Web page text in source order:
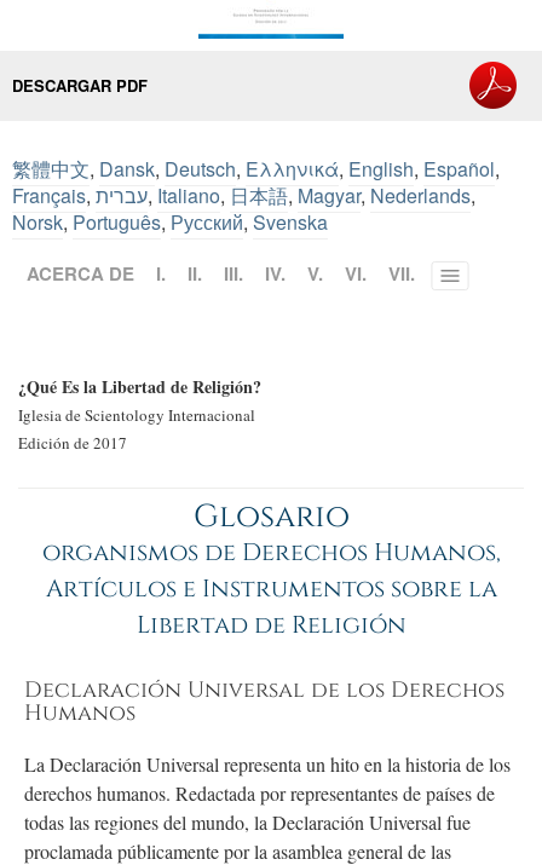
DESCARGAR PDF
繁體中文, Dansk, Deutsch, Ελληνικά, English, Español,
Français, עברית, Italiano, 日本語, Magyar, Nederlands,
Norsk, Português, Русский, Svenska
ACERCA DE I. II. III. IV. V. VI. VII. Toggle
¿Qué Es la Libertad de Religión?
Iglesia de Scientology Internacional
Edición de 2017
Glosario
organismos de Derechos Humanos,
Artículos e Instrumentos sobre la
Libertad de Religión
Declaración Universal de los Derechos
Humanos
La Declaración Universal representa un hito en la historia de los
derechos humanos. Redactada por representantes de países de
todas las regiones del mundo, la Declaración Universal fue
proclamada públicamente por la asamblea general de las